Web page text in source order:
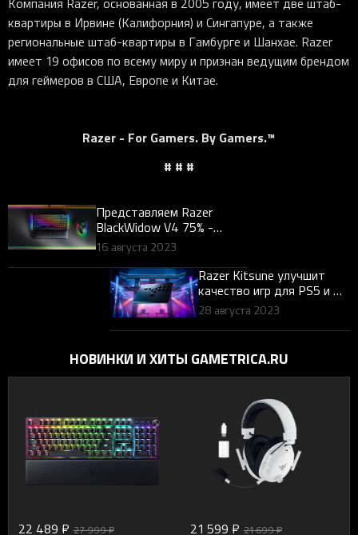
квартиры в Ирвине (Калифорния) и Сингапуре, а также
региональные штаб-квартиры в Гамбурге и Шанхае. Razer
имеет 19 офисов по всему миру и признан ведущим брендом
для геймеров в США, Европе и Китае.
Razer - For Gamers. By Gamers.™
# # #
Представляем Razer
BlackWidow V4 75% -
вершину настраиваемых
клавиатур
16 августа 2023
Razer Kitsune улучшит
качество игр для PS5 и ПК
с 29 августа
28 августа 2023
НОВИНКИ И ХИТЫ GAMETRICA.RU
22 489 ₽ 27 999 ₽ 21 599 ₽ 21 699 ₽